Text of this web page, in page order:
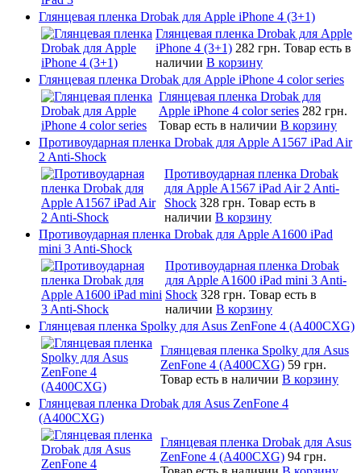
Глянцевая пленка Drobak для Apple iPhone 4 (3+1)
Глянцевая пленка Drobak для Apple
iPhone 4 (3+1) 282 грн. Товар есть в
наличии В корзину
Глянцевая пленка Drobak для Apple iPhone 4 color series
Глянцевая пленка Drobak для
Apple iPhone 4 color series 282 грн.
Товар есть в наличии В корзину
Противоударная пленка Drobak для Apple A1567 iPad Air
2 Anti-Shock
Противоударная пленка Drobak
для Apple A1567 iPad Air 2 Anti-
Shock 328 грн. Товар есть в
наличии В корзину
Противоударная пленка Drobak для Apple A1600 iPad
mini 3 Anti-Shock
Противоударная пленка Drobak
для Apple A1600 iPad mini 3 Anti-
Shock 328 грн. Товар есть в
наличии В корзину
Глянцевая пленка Spolky для Asus ZenFone 4 (A400CXG)
Глянцевая пленка Spolky для Asus
ZenFone 4 (A400CXG) 59 грн.
Товар есть в наличии В корзину
Глянцевая пленка Drobak для Asus ZenFone 4
(A400CXG)
Глянцевая пленка Drobak для Asus
ZenFone 4 (A400CXG) 94 грн.